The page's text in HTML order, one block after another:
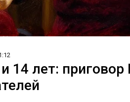
14 лет: